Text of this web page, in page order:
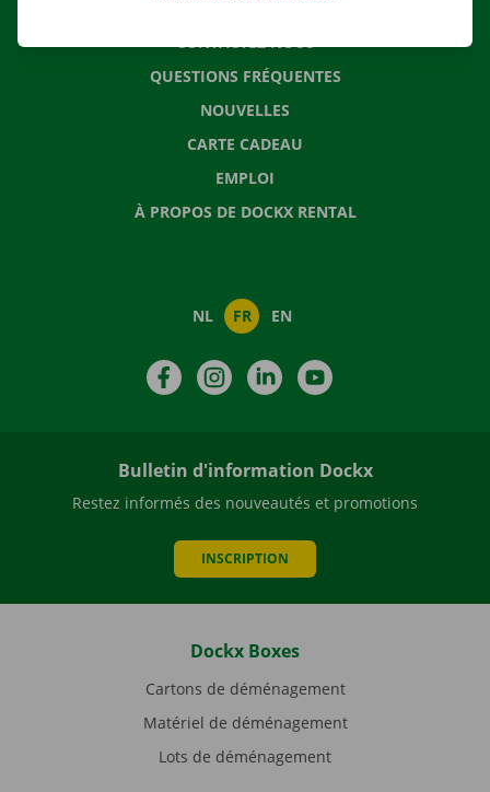
CONTACTEZ NOUS
QUESTIONS FRÉQUENTES
NOUVELLES
CARTE CADEAU
EMPLOI
À PROPOS DE DOCKX RENTAL
NL FR EN
FacebookInstagramLinkedIn
Bulletin d'information Dockx
Restez informés des nouveautés et promotions
INSCRIPTION
Dockx Boxes
Cartons de déménagement
Matériel de déménagement
Lots de déménagement